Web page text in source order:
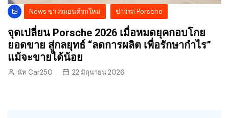
News ข่าวรถยนต์รถใหม่ ข่าวรถ Porsche
จุดเปลี่ยน Porsche 2026 เมื่อหมดยุคกอบโกย
ยอดขาย สู่กลยุทธ์ “ลดการผลิต เพื่อรักษากำไร”
แม้จะขายได้น้อย
นัท Car250 22 มิถุนายน 2026